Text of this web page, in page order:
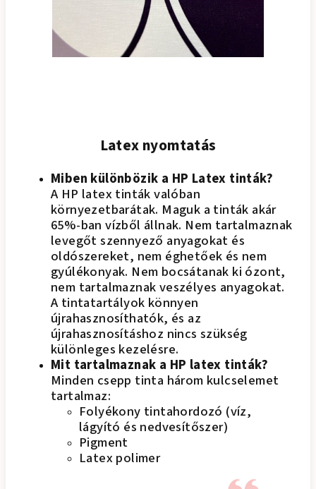
Latex nyomtatás
Miben különbözik a HP Latex tinták?
A HP latex tinták valóban
környezetbarátak. Maguk a tinták akár
65%-ban vízből állnak. Nem tartalmaznak
levegőt szennyező anyagokat és
oldószereket, nem éghetőek és nem
gyúlékonyak. Nem bocsátanak ki ózont,
nem tartalmaznak veszélyes anyagokat.
A tintatartályok könnyen
újrahasznosíthatók, és az
újrahasznosításhoz nincs szükség
különleges kezelésre.
Mit tartalmaznak a HP latex tinták?
Minden csepp tinta három kulcselemet
tartalmaz:
Folyékony tintahordozó (víz,
lágyító és nedvesítőszer)
Pigment
Latex polimer